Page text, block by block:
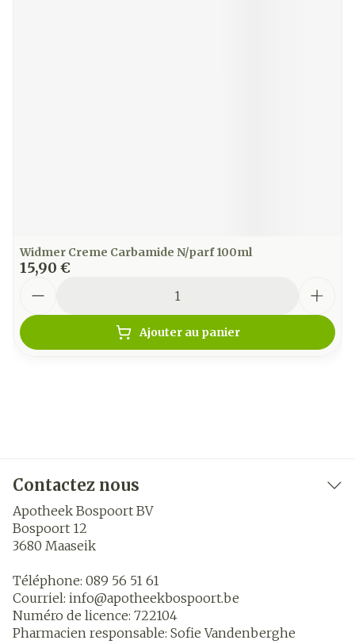
Widmer Creme Carbamide N/parf 100ml
15,90 €
Ajouter au panier
Contactez nous
Apotheek Bospoort BV
Bospoort 12
3680 Maaseik
Téléphone: 089 56 51 61
Courriel: info@apotheekbospoort.be
Numéro de licence: 722104
Pharmacien responsable: Sofie Vandenberghe